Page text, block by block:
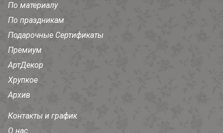
По материалу
По праздникам
Подарочные Сертификаты
Премиум
АртДекор
Хрупкое
Архив
Контакты и график
О нас